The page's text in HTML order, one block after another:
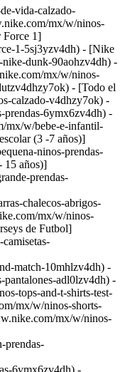
vida-calzado-
mx/w/ninos-
Force 1]
1-5sj3yzv4dh) - [Nike
dunk-90aohzv4dh) -
mx/w/ninos-
- [Todo el
calzado-v4dhzy7ok) -
6ymx6zv4dh) -
mx/w/bebe-e-infantil-
(3 -7 años)]
ninos-prendas-
15 años)]
prendas-
chalecos-abrigos-
mx/w/ninos-
de Futbol]
match-10mhlzv4dh) -
adl0lzv4dh) -
tops-and-t-shirts-test-
mx/w/ninos-shorts-
mx/w/ninos-
prendas-
6ymx6zv4dh) -